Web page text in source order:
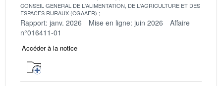
CONSEIL GENERAL DE L'ALIMENTATION, DE L'AGRICULTURE ET DES
ESPACES RURAUX (CGAAER)
Rapport: janv. 2026 Mise en ligne: juin 2026
Affaire
n°016411-01
Accéder à la notice